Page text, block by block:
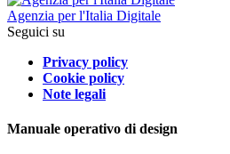
Agenzia per l'Italia Digitale
Seguici su
Privacy policy
Cookie policy
Note legali
Manuale operativo di design